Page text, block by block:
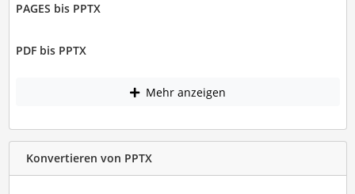
PAGES bis PPTX
PDF bis PPTX
Mehr anzeigen
Konvertieren von PPTX